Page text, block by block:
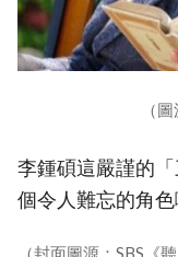
（
李鍾碩這嚴謹的
個令人難忘的角色